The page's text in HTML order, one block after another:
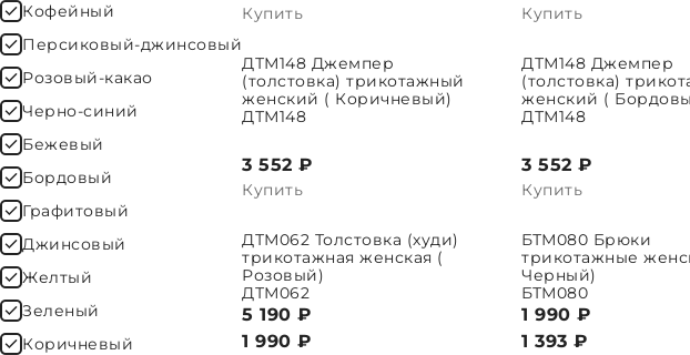
Кофейный
Персиковый-джинсовый
Розовый-какао
Черно-синий
Бежевый
Бордовый
Графитовый
Джинсовый
Желтый
Зеленый
Коричневый
Купить Купить
ВЫБРАТЬ ПАРАМЕТРЫ
ДТМ148 Джемпер
(толстовка) трикотажный
женский ( Коричневый)
ДТМ148
3 552 ₽
Купить
ВЫБРАТЬ ПАРАМЕТРЫ
ДТМ148 Джемпер
(толстовка)
женский (
ДТМ148
3 552 ₽
Купить
ВЫБРАТЬ ПАРАМЕТРЫ
ДТМ062 Толстовка (худи)
трикотажная женская (
Розовый)
ДТМ062
5 190 ₽
1 990 ₽
ВЫБРАТЬ ПАРАМЕТРЫ
БТМ080 Брюки
трикотажные
Черный)
БТМ080
1 990 ₽
1 393 ₽